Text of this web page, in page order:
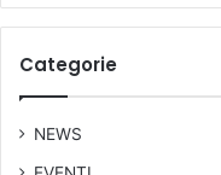
Categorie
NEWS